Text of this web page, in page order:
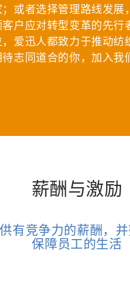
或者选择管理路线发展
客户应对转型变革的先行
，爱迅人都致力于推动纺
志同道合的你，加入我
薪酬与激励
有竞争力的薪酬，
保障员工的生活